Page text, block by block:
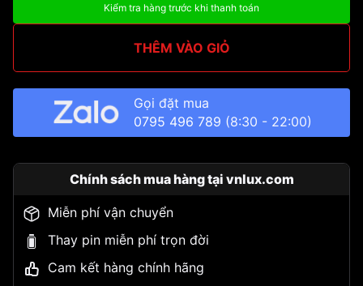
Kiểm tra hàng trước khi thanh toán
THÊM VÀO GIỎ
Gọi đặt mua
0795 496 789 (8:30 - 22:00)
Chính sách mua hàng tại vnlux.com
Miễn phí vận chuyển
Thay pin miễn phí trọn đời
Cam kết hàng chính hãng